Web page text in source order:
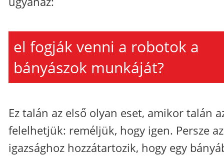
el fogják venni a robotok a
bányászok munkáját?
Ez talán az első olyan eset, amikor talán
felelhetjük: reméljük, hogy igen. Persze az
igazsághoz hozzátartozik, hogy egy